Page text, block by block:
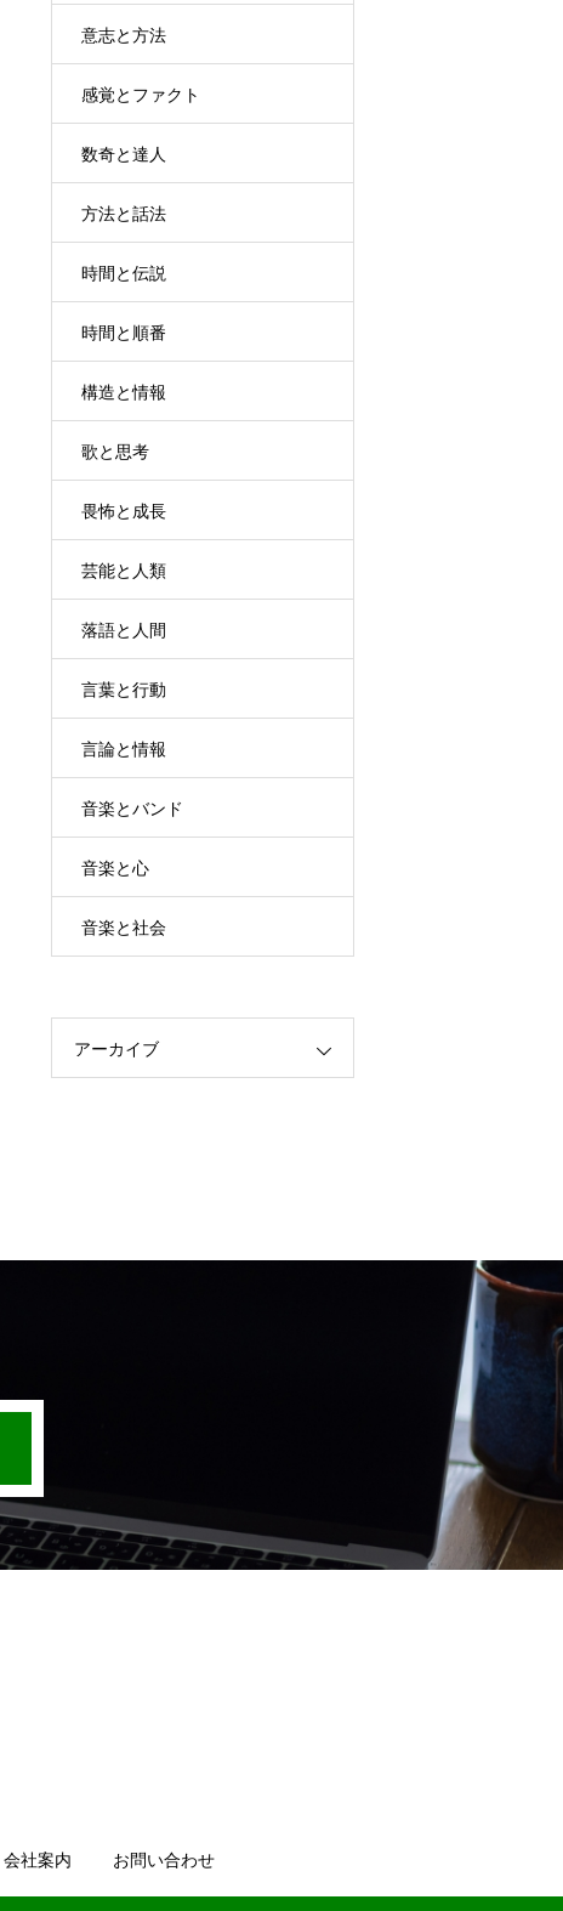
意志と方法
感覚とファクト
数奇と達人
方法と話法
時間と伝説
時間と順番
構造と情報
歌と思考
畏怖と成長
芸能と人類
落語と人間
言葉と行動
言論と情報
音楽とバンド
音楽と心
音楽と社会
アーカイブ
会社案内 お問い合わせ